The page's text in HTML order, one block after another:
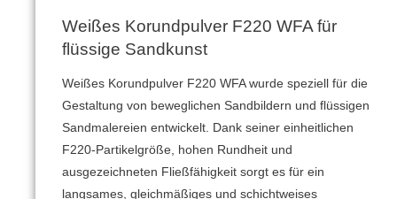
Weißes Korundpulver F220 WFA für
flüssige Sandkunst
Weißes Korundpulver F220 WFA wurde speziell für die
Gestaltung von beweglichen Sandbildern und flüssigen
Sandmalereien entwickelt. Dank seiner einheitlichen
F220-Partikelgröße, hohen Rundheit und
ausgezeichneten Fließfähigkeit sorgt es für ein
langsames, gleichmäßiges und schichtweises